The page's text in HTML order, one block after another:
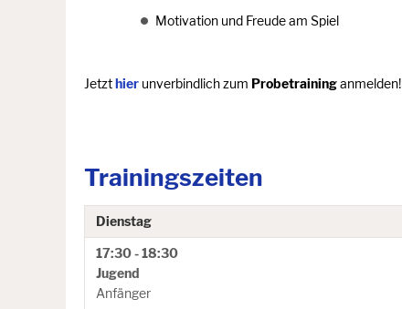
Motivation und Freude am Spiel
Jetzthier unverbindlich zum Probetraininganmelden!
Trainingszeiten
Dienstag
17:30 - 18:30
Jugend
Anfänger